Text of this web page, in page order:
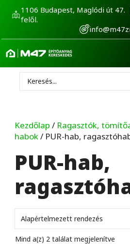
Kilépés1106 Budapest, Maglódi út
felől.
Search
...
Kezdőlap / Ragasztók,
habok/ PUR-hab,
PUR-hab,
Mind a(z) 2 találat megjelenítve